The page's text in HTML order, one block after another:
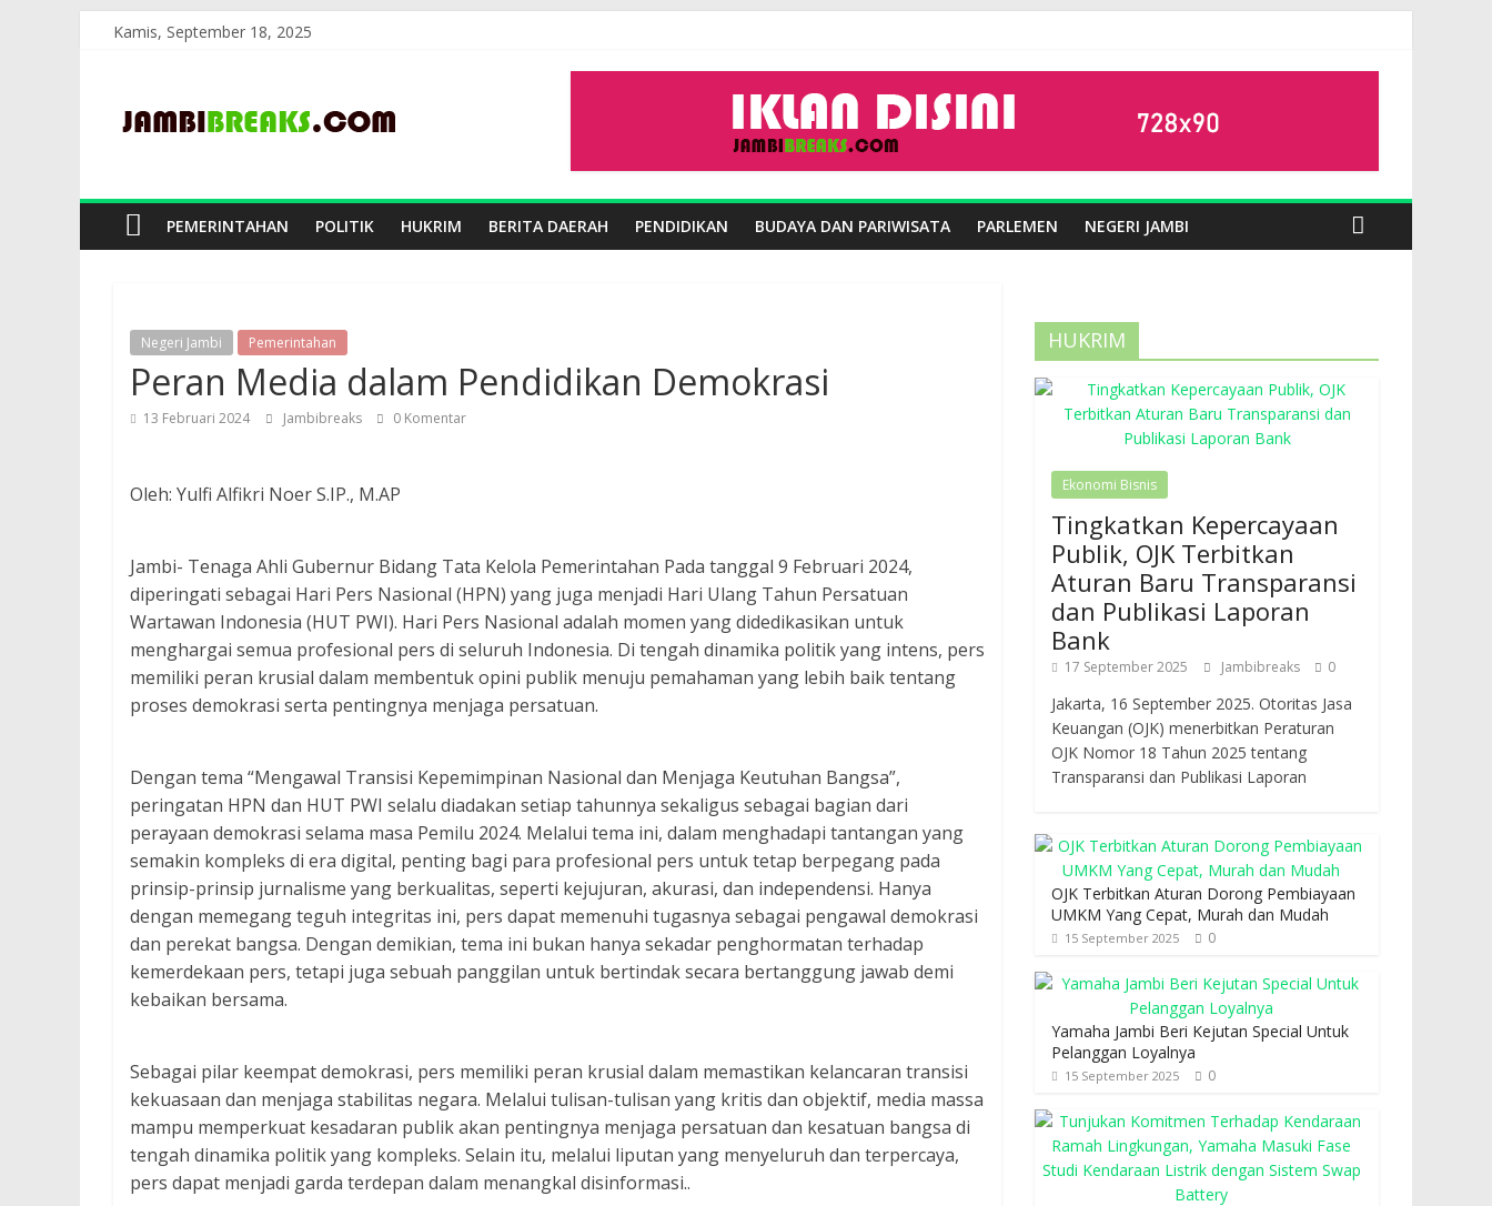
Kamis, September 18, 2025
JambiBreaks
PEMERINTAHAN POLITIK HUKRIM BERITA DAERAH PENDIDIKAN BUDAYA DAN PARIWISATA PARLEMEN NEGERI JAMBI
Negeri Jambi Pemerintahan
Peran Media dalam Pendidikan Demokrasi
13 Februari 2024 Jambibreaks 0 Komentar
Oleh: Yulfi Alfikri Noer S.IP., M.AP
Jambi- Tenaga Ahli Gubernur Bidang Tata Kelola Pemerintahan Pada tanggal 9 Februari 2024,
diperingati sebagai Hari Pers Nasional (HPN) yang juga menjadi Hari Ulang Tahun Persatuan
Wartawan Indonesia (HUT PWI). Hari Pers Nasional adalah momen yang didedikasikan untuk
menghargai semua profesional pers di seluruh Indonesia. Di tengah dinamika politik yang intens, pers
memiliki peran krusial dalam membentuk opini publik menuju pemahaman yang lebih baik tentang
proses demokrasi serta pentingnya menjaga persatuan.
Dengan tema “Mengawal Transisi Kepemimpinan Nasional dan Menjaga Keutuhan Bangsa”,
peringatan HPN dan HUT PWI selalu diadakan setiap tahunnya sekaligus sebagai bagian dari
perayaan demokrasi selama masa Pemilu 2024. Melalui tema ini, dalam menghadapi tantangan yang
semakin kompleks di era digital, penting bagi para profesional pers untuk tetap berpegang pada
prinsip-prinsip jurnalisme yang berkualitas, seperti kejujuran, akurasi, dan independensi. Hanya
dengan memegang teguh integritas ini, pers dapat memenuhi tugasnya sebagai pengawal demokrasi
dan perekat bangsa. Dengan demikian, tema ini bukan hanya sekadar penghormatan terhadap
kemerdekaan pers, tetapi juga sebuah panggilan untuk bertindak secara bertanggung jawab demi
kebaikan bersama.
Sebagai pilar keempat demokrasi, pers memiliki peran krusial dalam memastikan kelancaran transisi
kekuasaan dan menjaga stabilitas negara. Melalui tulisan-tulisan yang kritis dan objektif, media massa
mampu memperkuat kesadaran publik akan pentingnya menjaga persatuan dan kesatuan bangsa di
tengah dinamika politik yang kompleks. Selain itu, melalui liputan yang menyeluruh dan terpercaya,
pers dapat menjadi garda terdepan dalam menangkal disinformasi..
HUKRIM
Ekonomi Bisnis
Tingkatkan Kepercayaan
Publik, OJK Terbitkan
Aturan Baru Transparansi
dan Publikasi Laporan
Bank
17 September 2025 Jambibreaks 0
Jakarta, 16 September 2025. Otoritas Jasa
Keuangan (OJK) menerbitkan Peraturan
OJK Nomor 18 Tahun 2025 tentang
Transparansi dan Publikasi Laporan
OJK Terbitkan Aturan Dorong Pembiayaan
UMKM Yang Cepat, Murah dan Mudah
15 September 2025 0
Yamaha Jambi Beri Kejutan Special Untuk
Pelanggan Loyalnya
15 September 2025 0